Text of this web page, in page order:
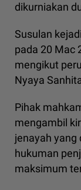
dikurniakan
Susulan
pada 20 Mac
mengikut
Nyaya
Pihak
mengambil
jenayah
hukuman
maksimum